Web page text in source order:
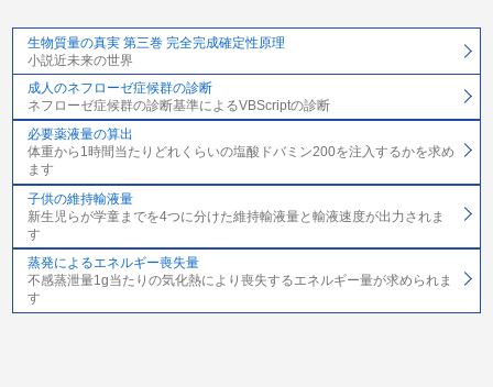
生物質量の真実 第三巻 完全完成確定性原理
小説近未来の世界
成人のネフローゼ症候群の診断
ネフローゼ症候群の診断基準によるVBScriptの診断
必要薬液量の算出
体重から1時間当たりどれくらいの塩酸ドバミン200を注入するかを求め
ます
子供の維持輸液量
新生児らが学童までを4つに分けた維持輸液量と輸液速度が出力されま
す
蒸発によるエネルギー喪失量
不感蒸泄量1g当たりの気化熱により喪失するエネルギー量が求められま
す